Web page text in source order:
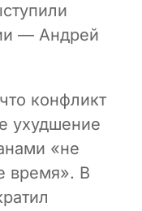
— Андрей
конфликт
ухудшение
«не
время». В